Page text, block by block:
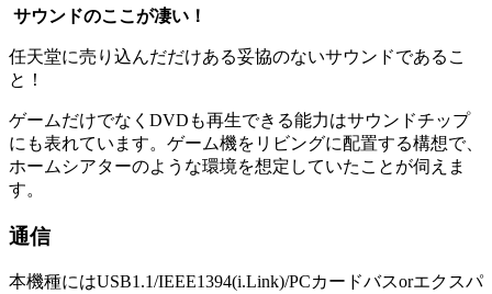
サウンドのここが凄い！
任天堂に売り込んだだけある妥協のないサウンドであるこ
と！
ゲームだけでなくDVDも再生できる能力はサウンドチップ
にも表れています。ゲーム機をリビングに配置する構想で、
ホームシアターのような環境を想定していたことが伺えま
す。
通信
本機種にはUSB1.1/IEEE1394(i.Link)/PCカードバスorエクスパ